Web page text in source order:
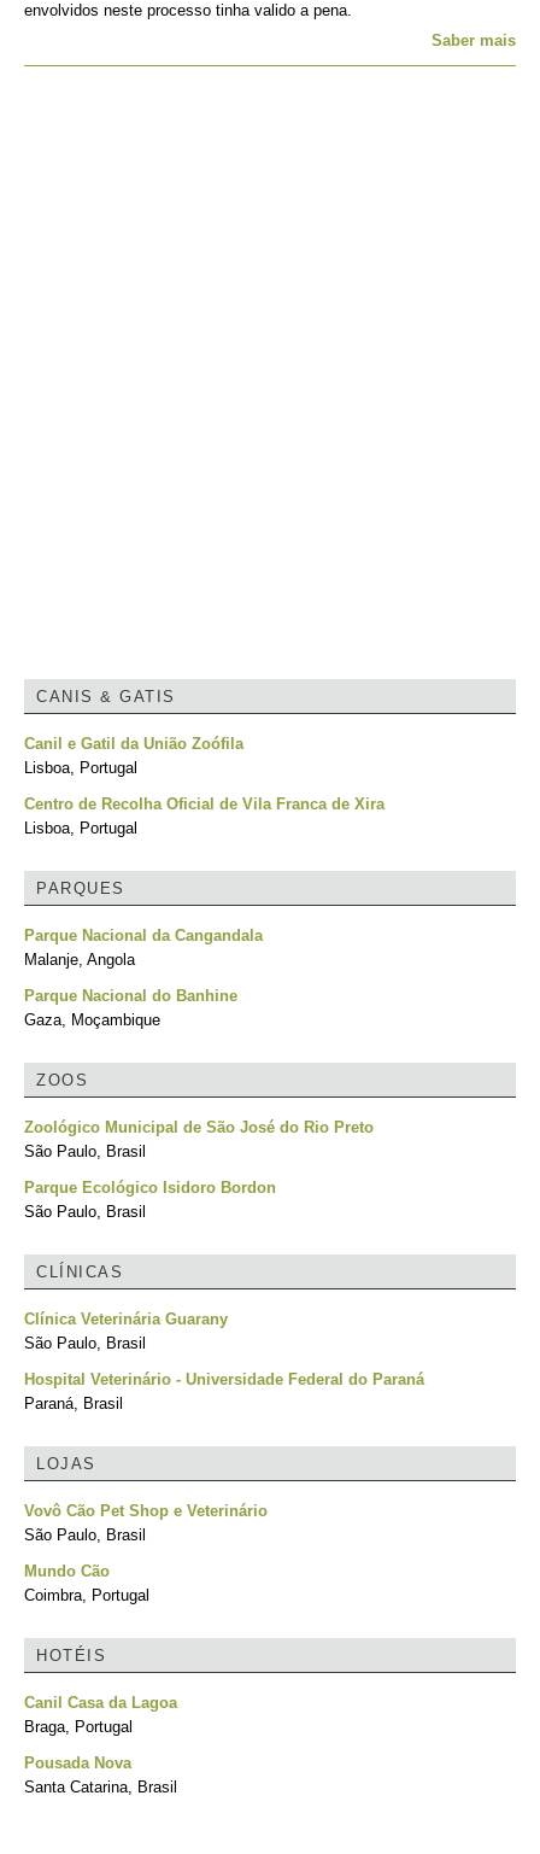
envolvidos neste processo tinha valido a pena.
Saber mais
CANIS & GATIS
Canil e Gatil da União Zoófila
Lisboa, Portugal
Centro de Recolha Oficial de Vila Franca de Xira
Lisboa, Portugal
PARQUES
Parque Nacional da Cangandala
Malanje, Angola
Parque Nacional do Banhine
Gaza, Moçambique
ZOOS
Zoológico Municipal de São José do Rio Preto
São Paulo, Brasil
Parque Ecológico Isidoro Bordon
São Paulo, Brasil
CLÍNICAS
Clínica Veterinária Guarany
São Paulo, Brasil
Hospital Veterinário - Universidade Federal do Paraná
Paraná, Brasil
LOJAS
Vovô Cão Pet Shop e Veterinário
São Paulo, Brasil
Mundo Cão
Coimbra, Portugal
HOTÉIS
Canil Casa da Lagoa
Braga, Portugal
Pousada Nova
Santa Catarina, Brasil